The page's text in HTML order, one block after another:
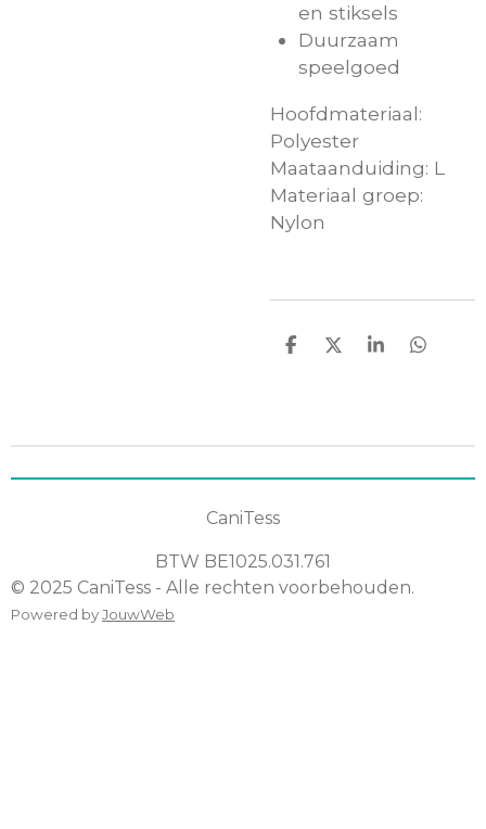
en stiksels
Duurzaam
speelgoed
Hoofdmateriaal:
Polyester
Maataanduiding: L
Materiaal groep:
Nylon
D
D
S
D
CaniTess
BTW BE1025.031.761
© 2025 CaniTess - Alle rechten voorbehouden.
Powered byJouwWeb